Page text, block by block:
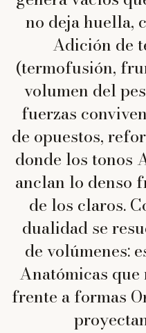
no deja huella,
Adición de
(termofusión,
volumen del
fuerzas
de opuestos,
donde los tonos
anclan lo denso
de los claros.
dualidad se
de volúmenes:
Anatómicas que
frente a formas